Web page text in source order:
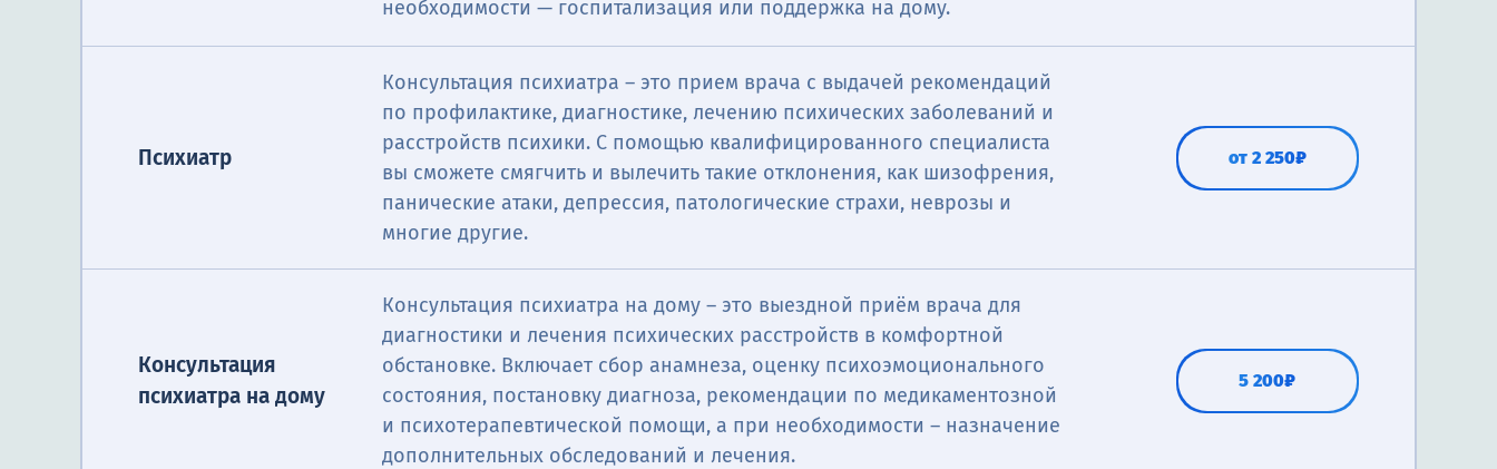
необходимости — госпитализация или поддержка на дому.
Психиатр
Консультация психиатра ― это прием врача с выдачей рекомендаций
по профилактике, диагностике, лечению психических заболеваний и
расстройств психики. С помощью квалифицированного специалиста
вы сможете смягчить и вылечить такие отклонения, как шизофрения,
панические атаки, депрессия, патологические страхи, неврозы и
многие другие.
от 2 250₽
Консультация
психиатра на дому
Консультация психиатра на дому – это выездной приём врача для
диагностики и лечения психических расстройств в комфортной
обстановке. Включает сбор анамнеза, оценку психоэмоционального
состояния, постановку диагноза, рекомендации по медикаментозной
и психотерапевтической помощи, а при необходимости – назначение
дополнительных обследований и лечения.
5 200₽